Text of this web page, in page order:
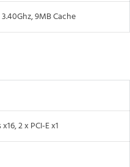
9MB Cache
2 x PCI-E x1